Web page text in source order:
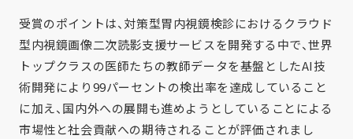
受賞のポイントは、対策型胃内視鏡検診におけるクラウド
型内視鏡画像二次読影支援サービスを開発する中で、世界
トップクラスの医師たちの教師データを基盤としたAI技
術開発により99パーセントの検出率を達成していること
に加え、国内外への展開も進めようとしていることによる
市場性と社会貢献への期待されることが評価されまし